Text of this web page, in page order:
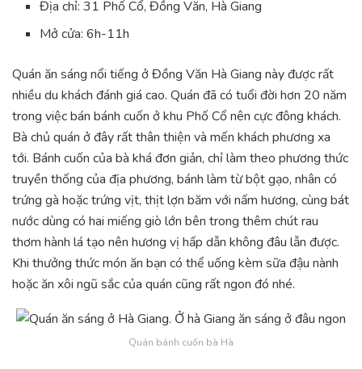
Địa chỉ: 31 Phố Cổ, Đồng Văn, Hà Giang
Mở cửa: 6h-11h
Quán ăn sáng nổi tiếng ở Đồng Văn Hà Giang này được rất
nhiều du khách đánh giá cao. Quán đã có tuổi đời hơn 20 năm
trong việc bán bánh cuốn ở khu Phố Cổ nên cực đông khách.
Bà chủ quán ở đây rất thân thiện và mến khách phương xa
tới. Bánh cuốn của bà khá đơn giản, chỉ làm theo phương thức
truyền thống của địa phương, bánh làm từ bột gạo, nhân có
trứng gà hoặc trứng vịt, thịt lợn băm với nấm hương, cùng bát
nước dùng có hai miếng giò lớn bên trong thêm chút rau
thơm hành lá tạo nên hương vị hấp dẫn không đâu lẫn được.
Khi thưởng thức món ăn bạn có thể uống kèm sữa đậu nành
hoặc ăn xôi ngũ sắc của quán cũng rất ngon đó nhé.
Quán bánh cuốn bà Hà